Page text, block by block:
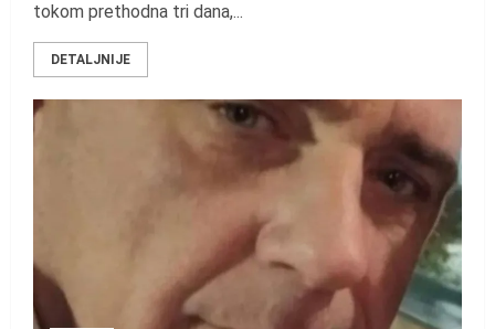
tokom prethodna tri dana,...
DETALJNIJE